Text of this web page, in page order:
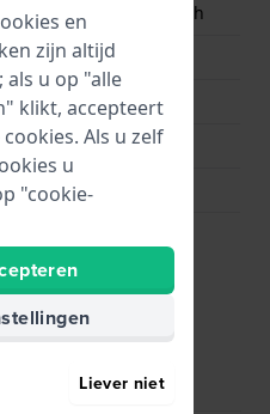
Mechanisch automatisch
41
21600
24
Ja
en
zijn altijd
u op "alle
klikt, accepteert
Als u zelf
u
"cookie-
Liever niet